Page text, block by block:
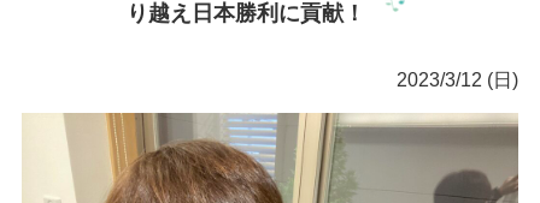
り越え日本勝利に貢献！
2023/3/12 (日)